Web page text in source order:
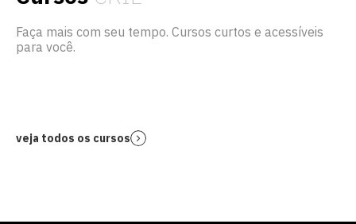
Faça mais com seu tempo. Cursos curtos e acessíveis
para você.
veja todos os cursos